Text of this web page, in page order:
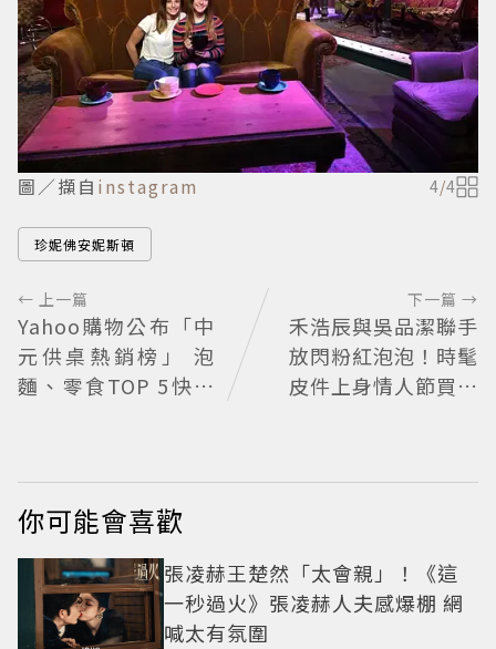
圖／擷自 instagram 4/4
珍妮佛安妮斯頓
← 上一篇
Yahoo購物公布「中
元供桌熱銷榜」 泡
麵、零食TOP 5快加
下一篇 →
禾浩辰與吳品潔聯手
放閃粉紅泡泡！時髦
皮件上身情人節買物
你可能會喜歡
張凌赫王楚然「太會親」！《這
一秒過火》張凌赫人夫感爆棚 網
喊太有氛圍